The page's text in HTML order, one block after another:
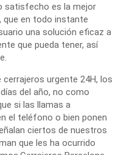
satisfecho es la mejor
que en todo instante
una solución eficaz a
que pueda tener, así
urgente 24H, los
del año, no como
si las llamas a
el teléfono o bien ponen
ciertos de nuestros
que les ha ocurrido